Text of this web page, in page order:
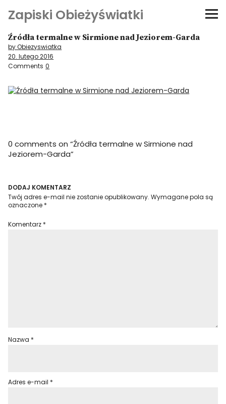
Zapiski Obieżyświatki
Podróże
Kultura i sztuka
Kątem oka
Niezwyczajne ściany
Źródła termalne w Sirmione nad Jeziorem-Garda
by Obiezyswiatka
20. lutego 2016
Comments 0
0 comments on “Źródła termalne w Sirmione nad
Jeziorem-Garda”
DODAJ KOMENTARZ
Twój adres e-mail nie zostanie opublikowany. Wymagane pola są
oznaczone *
Komentarz *
Nazwa *
Adres e-mail *